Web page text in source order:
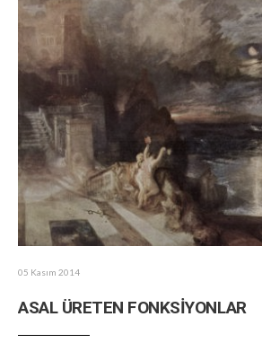
05 Kasım 2014
ASAL ÜRETEN FONKSİYONLAR